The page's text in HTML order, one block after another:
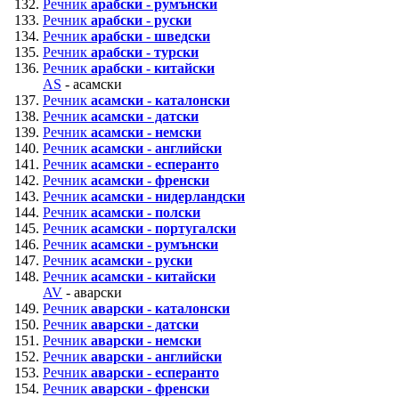
Речник арабски - румънски
Речник арабски - руски
Речник арабски - шведски
Речник арабски - турски
Речник арабски - китайски
AS - асамски
Речник асамски - каталонски
Речник асамски - датски
Речник асамски - немски
Речник асамски - английски
Речник асамски - есперанто
Речник асамски - френски
Речник асамски - нидерландски
Речник асамски - полски
Речник асамски - португалски
Речник асамски - румънски
Речник асамски - руски
Речник асамски - китайски
AV - аварски
Речник аварски - каталонски
Речник аварски - датски
Речник аварски - немски
Речник аварски - английски
Речник аварски - есперанто
Речник аварски - френски